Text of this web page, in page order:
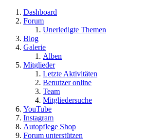
Dashboard
Forum
Unerledigte Themen
Blog
Galerie
Alben
Mitglieder
Letzte Aktivitäten
Benutzer online
Team
Mitgliedersuche
YouTube
Instagram
Autopflege Shop
Forum unterstützen